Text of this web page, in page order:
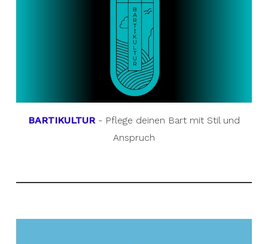
BARTIKULTUR- Pflege deinen Bart mit Stil und
Anspruch